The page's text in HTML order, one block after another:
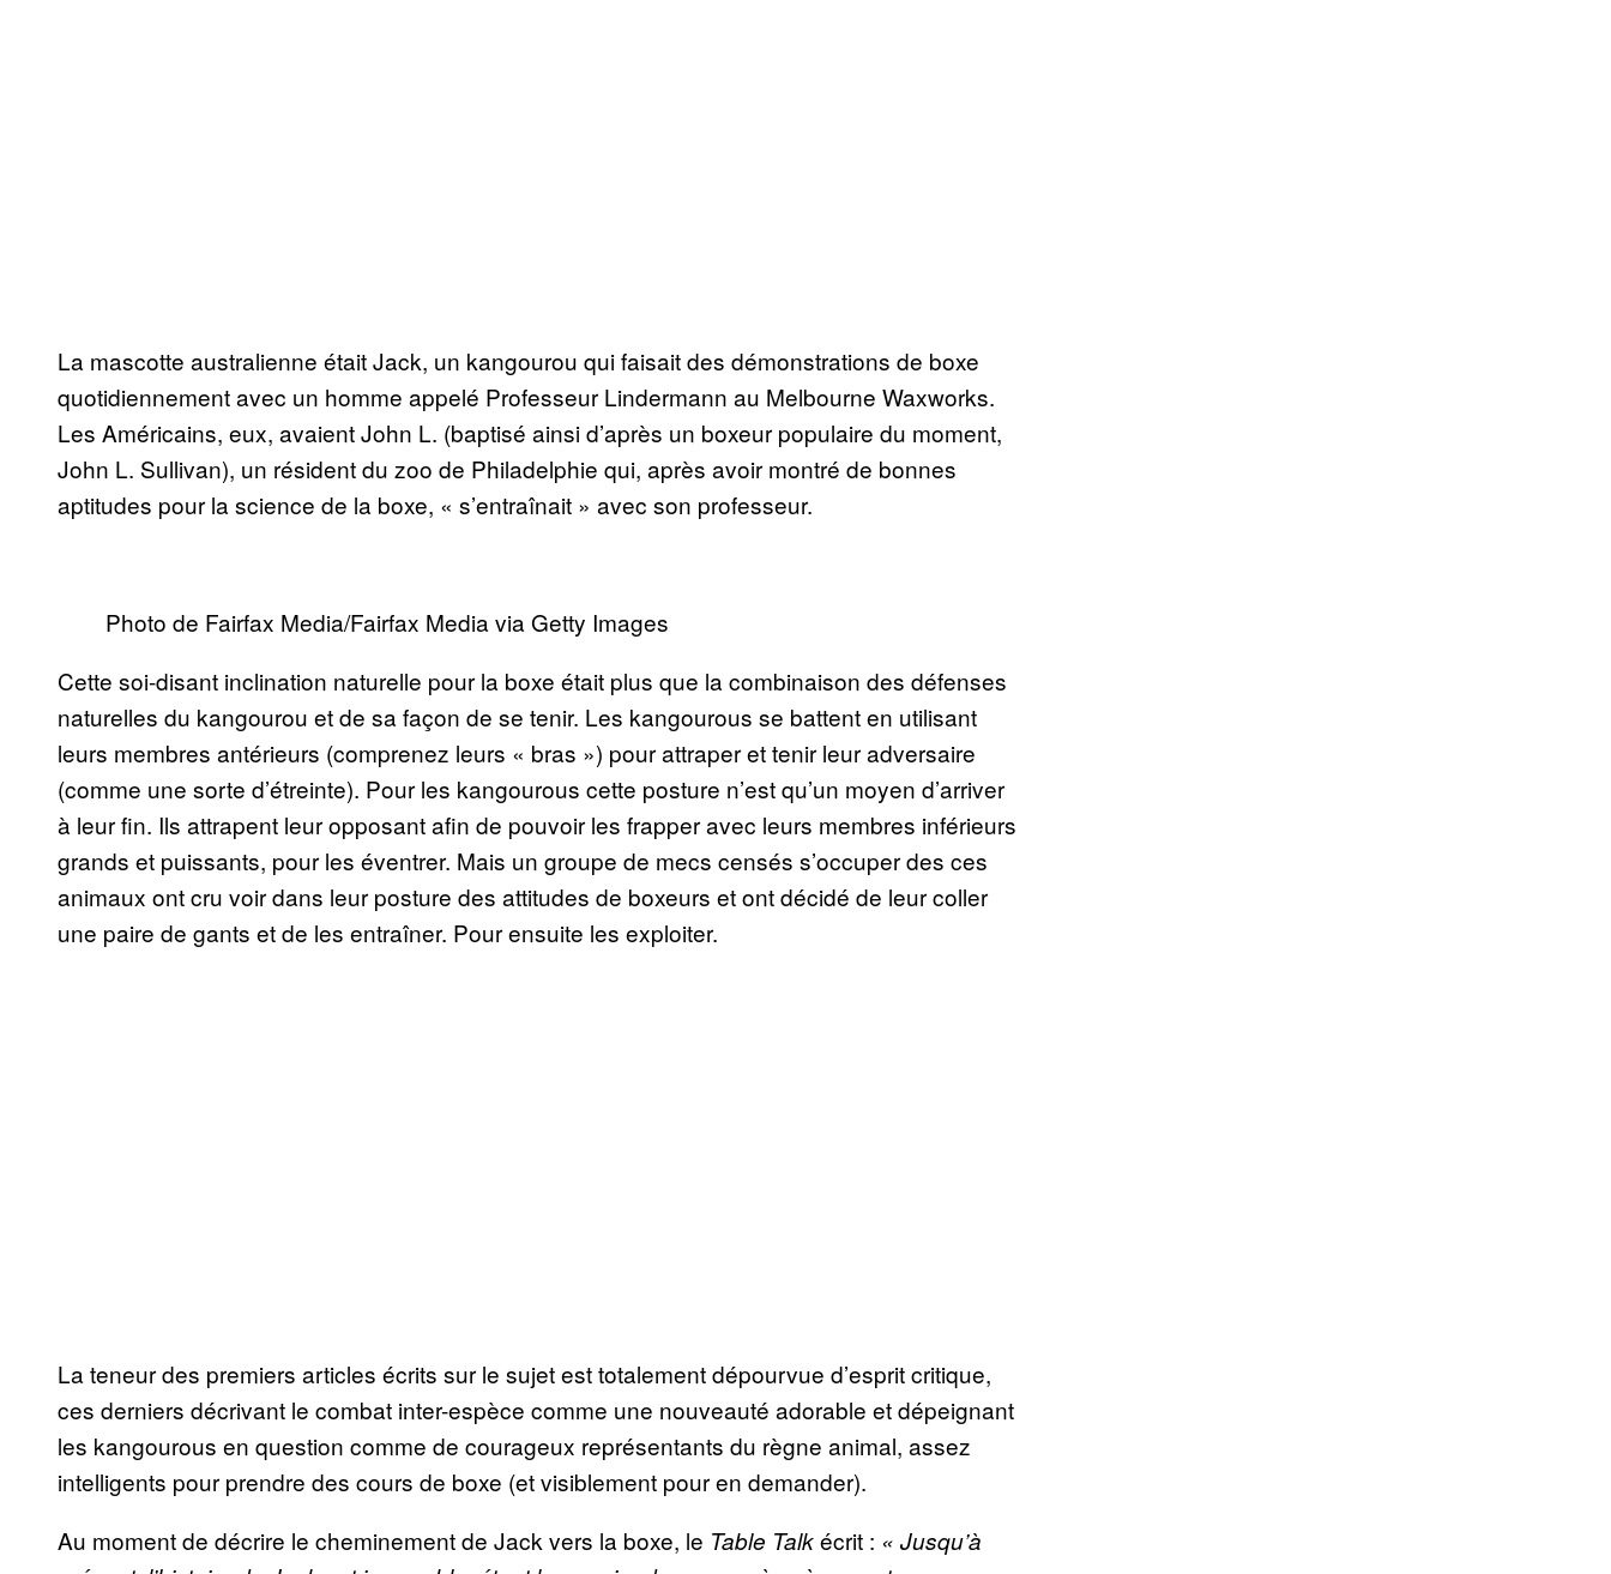
La mascotte australienne était Jack, un kangourou qui faisait des démonstrations de boxe
quotidiennement avec un homme appelé Professeur Lindermann au Melbourne Waxworks.
Les Américains, eux, avaient John L. (baptisé ainsi d’après un boxeur populaire du moment,
John L. Sullivan), un résident du zoo de Philadelphie qui, après avoir montré de bonnes
aptitudes pour la science de la boxe, « s’entraînait » avec son professeur.
Photo de Fairfax Media/Fairfax Media via Getty Images
Cette soi-disant inclination naturelle pour la boxe était plus que la combinaison des défenses
naturelles du kangourou et de sa façon de se tenir. Les kangourous se battent en utilisant
leurs membres antérieurs (comprenez leurs « bras ») pour attraper et tenir leur adversaire
(comme une sorte d’étreinte). Pour les kangourous cette posture n’est qu’un moyen d’arriver
à leur fin. Ils attrapent leur opposant afin de pouvoir les frapper avec leurs membres inférieurs
grands et puissants, pour les éventrer. Mais un groupe de mecs censés s’occuper des ces
animaux ont cru voir dans leur posture des attitudes de boxeurs et ont décidé de leur coller
une paire de gants et de les entraîner. Pour ensuite les exploiter.
La teneur des premiers articles écrits sur le sujet est totalement dépourvue d’esprit critique,
ces derniers décrivant le combat inter-espèce comme une nouveauté adorable et dépeignant
les kangourous en question comme de courageux représentants du règne animal, assez
intelligents pour prendre des cours de boxe (et visiblement pour en demander).
Au moment de décrire le cheminement de Jack vers la boxe, le Table Talkécrit : « Jusqu’à